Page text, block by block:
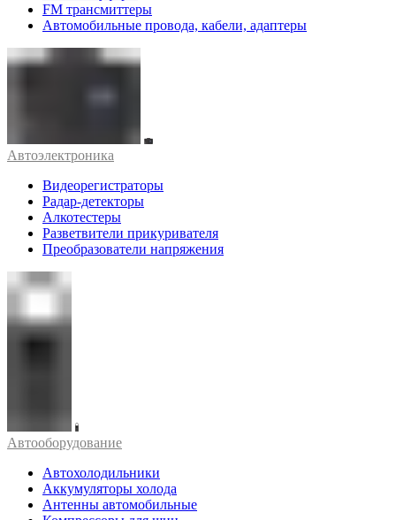
FM трансмиттеры
Автомобильные провода, кабели, адаптеры
Автоэлектроника
Видеорегистраторы
Радар-детекторы
Алкотестеры
Разветвители прикуривателя
Преобразователи напряжения
Автооборудование
Автохолодильники
Аккумуляторы холода
Антенны автомобильные